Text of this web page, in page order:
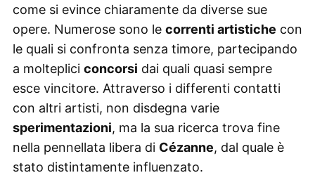
come si evince chiaramente da diverse sue
opere. Numerose sono le correnti artistiche con
le quali si confronta senza timore, partecipando
a molteplici concorsi dai quali quasi sempre
esce vincitore. Attraverso i differenti contatti
con altri artisti, non disdegna varie
sperimentazioni, ma la sua ricerca trova fine
nella pennellata libera di Cézanne, dal quale è
stato distintamente influenzato.